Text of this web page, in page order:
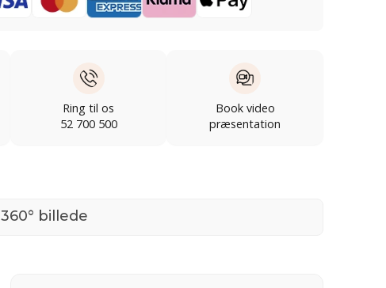
Ring til os
52 700 500
Book video
præsentation
360° billede